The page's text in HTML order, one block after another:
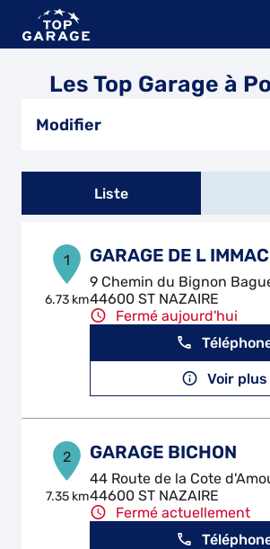
Les Top Garage à
Modifier
Liste
1
6.73 km
GARAGE DE L
9 Chemin du Bignon
44600 ST NAZAIRE
Fermé aujourd'hui
Voir plus
2
7.35 km
GARAGE BICHON
44 Route de la Cote
44600 ST NAZAIRE
Fermé actuellement